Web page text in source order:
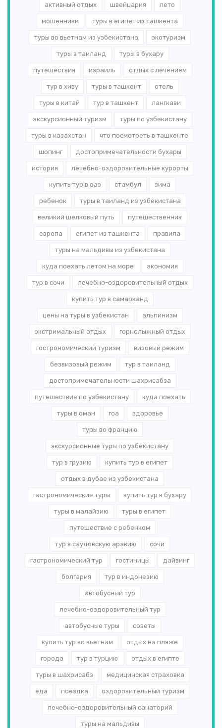
активный отдых швейцария лето
мошенники туры в египет из ташкента
туры во вьетнам из узбекистана экотуризм
туры в таиланд туры в бухару
путешествия израиль отдых с лечением
тур в хиву туры в ташкент отель
туры в китай тур в ташкент лангкави
экскурсионный туризм туры по узбекистану
туры в казахстан что посмотреть в ташкенте
шопинг достопримечательности бухары
история лечебно-оздоровительные курорты
купить тур в оаэ стамбул зима
ребенок туры в таиланд из узбекистана
великий шелковый путь путешественник
европа египет из ташкента правила
туры на мальдивы из узбекистана
куда поехать летом на море экономия
тур в сочи лечебно-оздоровительный отдых
купить тур в самарканд
цены на туры в узбекистан альпинизм
экстримальный отдых горнолыжный отдых
гострономический туризм визовый режим
безвизовый режим тур в таиланд
достопримечательности шахрисабза
путешествие по узбекистану куда поехать
туры в оман гоа здоровье
туры во францию
экскурсионные туры по узбекистану
тур в грузию купить тур в египет
отдых в дубае из узбекистана
гастрономические туры купить тур в бухару
туры в малайзию туры в египет
путешествие с ребенком
тур в саудовскую аравию сочи
гастрономический тур гостиницы дайвинг
болгария тур в индонезию
автобусный тур
лечебно-оздоровительный тур
автобусные туры советы
купить тур во вьетнам отдых на пляже
города тур в турцию отдых в египте
туры в шахрисабз медицинская страховка
еда поездка оздоровительный туризм
лечебно-оздоровительный санаторий
туры на мальдивы